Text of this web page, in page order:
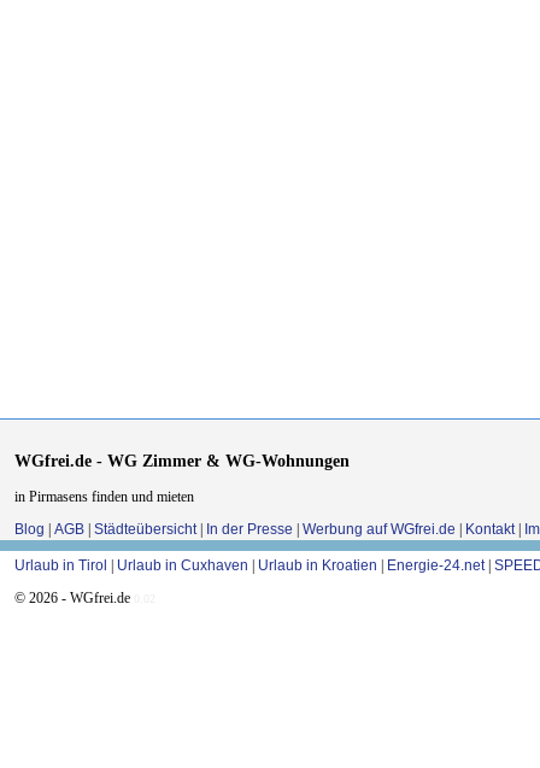
WGfrei.de - WG Zimmer & WG-Wohnungen
in Pirmasens finden und mieten
Blog | AGB | Städteübersicht | In der Presse | Werbung auf WGfrei.de | Kontakt |
Urlaub in Tirol | Urlaub in Cuxhaven | Urlaub in Kroatien | Energie-24.net|
© 2026 - WGfrei.de